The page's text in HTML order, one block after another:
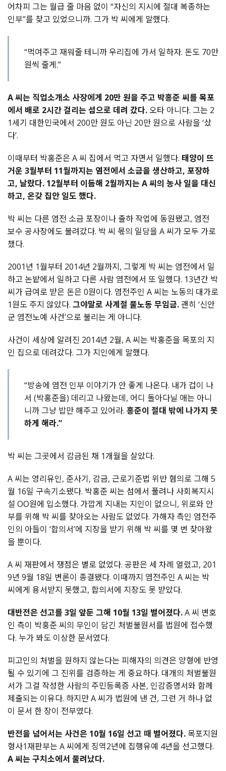
어차피 그는 월급 줄 마음 없이 “자신의 지시에 절대 복종하는
인부”를 찾고 있었으니까. 그가 박 씨에게 말했다.
“먹여주고 재워줄 테니까 우리집에 가서 일하자. 돈도 70만
원씩 줄게.”
A 씨는 직업소개소 사장에게 20만 원을 주고 박홍준 씨를 목포
에서 배로 2시간 걸리는 섬으로 데려 갔다. 오타 아니다. 그는 2
1세기 대한민국에서 200만 원도 아닌 20만 원으로 사람을 ‘샀
다’.
이때부터 박홍준은 A 씨 집에서 먹고 자면서 일했다. 태양이 뜨
거운 3월부터 11월까지는 염전에서 소금을 생산하고, 포장하
고, 날랐다. 12월부터 이듬해 2월까지는 A 씨의 농사 일을 대신
하고, 온갖 집안 일도 했다.
박 씨는 다른 염전 소금 포장이나 출하 작업에 동원됐고, 염전
보수 공사장에도 불려갔다. 박 씨 몫의 일당을 A 씨가 모두 가로
챘다.
2001년 1월부터 2014년 2월까지, 그렇게 박 씨는 염전에서 일
하고 논밭에서 일하고 다른 사람 염전에서 또 일했다. 13년간 박
씨가 급여로 받은 돈은 0원이다. 염전주인 A 씨는 노동의 대가로
1원도 주지 않았다. 그야말로 사계절 풀노동 무임금.괜히 ‘신안
군 염전노예 사건’으로 불리는 게 아니다.
사건이 세상에 알려진 2014년 2월, A 씨는 박홍준을 목포의 지
인 집으로 데려갔다. 그가 지인에게 말했다.
“방송에 염전 인부 이야기가 안 좋게 나온다. 내가 겁이 나
서 (박홍준을) 데리고 나왔는데, 어디 돌아다닐 애는 아니
니까 그냥 밥만 해주고 있어라. 홍준이 절대 밖에 나가지 못
하게 해라.”
박 씨는 그곳에서 감금된 채 1개월을 살았다.
A 씨는 영리유인, 준사기, 감금, 근로기준법 위반 혐의로 그해 5
월 16일 구속기소됐다. 박홍준 씨는 섬에서 풀려나 사회복지시
설 OO원에 입소했다. 가깝게 지내는 지인이 없으니, 위로와 안
부를 위해 박 씨를 찾아오는 사람도 없었다. 가해자 측인 염전주
인의 아들이 ‘합의서’에 지장을 받기 위해 박 씨를 몇 번 찾아왔
을 뿐이다.
A 씨 재판에서 쟁점은 별로 없었다. 공판은 세 차례 열렸고, 201
9년 9월 18일 변론이 종결됐다. 이때까지 염전주인 A 씨는 박
씨에게 용서받지 못했고, 합의서에 지장도 못 받았다.
대반전은 선고를 3일 앞둔 그해 10월 13일 벌어졌다.A 씨 변호
인 측이 박훙준 씨의 무인이 담긴 처벌불원서를 법원에 접수했
다. 누가 봐도 이상한 문서였다.
피고인의 처벌을 원하지 않는다는 피해자의 의견은 양형에 반영
될 수 있기에 그 진위를 검증하는 게 중요하다. 대개의 처벌불원
서가 그걸 작성한 사람의 주민등록증 사본, 인감증명서와 함께
제출되는 이유다. 하지만 A 씨가 법원에 낸 건, 그런 거 하나 없
이 문서 한 장이 전부였다.
반전을 넘어서는 사건은 10월 16일 선고 때 벌어졌다. 목포지원
형사1재판부는 A 씨에게 징역2년에 집행유예 4년을 선고했다.
A 씨는 구치소에서 풀려났다.